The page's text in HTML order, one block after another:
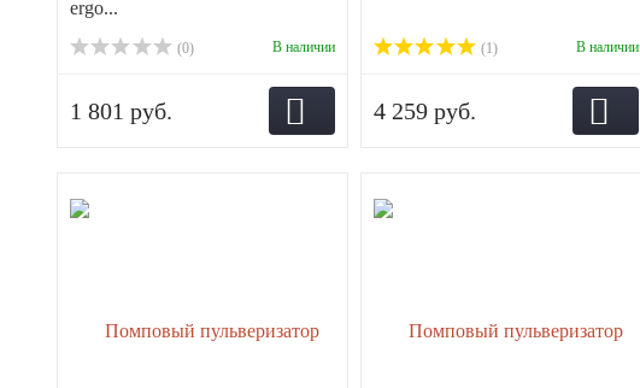
ergo...
(0) В наличии
1 801 руб.
(1) В наличии
4 259 руб.